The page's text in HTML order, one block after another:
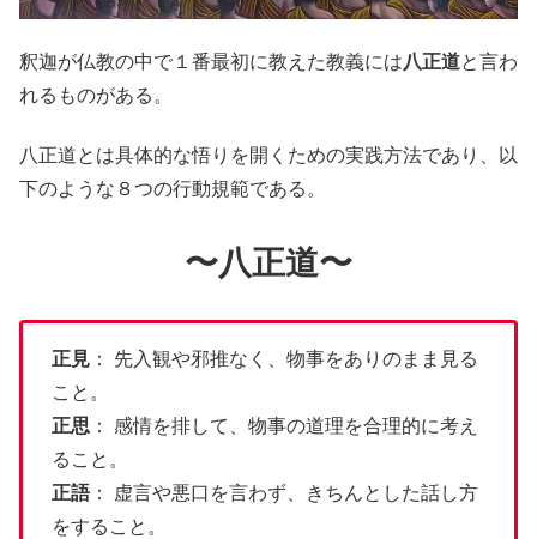
釈迦が仏教の中で１番最初に教えた教義には八正道と言わ
れるものがある。
八正道とは具体的な悟りを開くための実践方法であり、以
下のような８つの行動規範である。
〜八正道〜
正見 ： 先入観や邪推なく、物事をありのまま見る
こと。
正思 ： 感情を排して、物事の道理を合理的に考え
ること。
正語： 虚言や悪口を言わず、きちんとした話し方
をすること。